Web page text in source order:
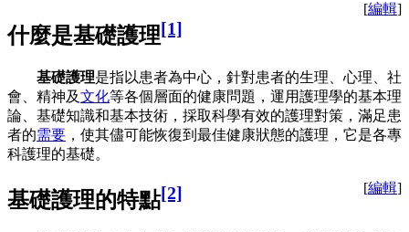
[編輯]
什麼是基礎護理[1]
基礎護理是指以患者為中心，針對患者的生理、心理、社
會、精神及文化等各個層面的健康問題，運用護理學的基本理
論、基礎知識和基本技術，採取科學有效的護理對策，滿足患
者的需要 ，使其儘可能恢復到最佳健康狀態的護理，它是各專
科護理的基礎。
[編輯]
基礎護理的特點[2]